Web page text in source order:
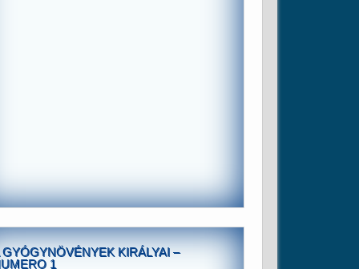
GYÓGYNÖVÉNYEK KIRÁLYAI –
1